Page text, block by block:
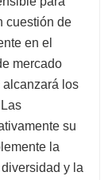
cuestión de
en el
mercado
los
su
la
y la